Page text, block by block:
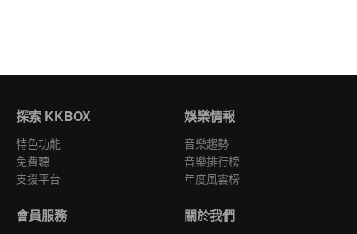
探索 KKBOX
特色功能
免費聽
支援平台
娛樂情報
音樂趨勢
音樂排行榜
年度風雲榜
會員服務 關於我們